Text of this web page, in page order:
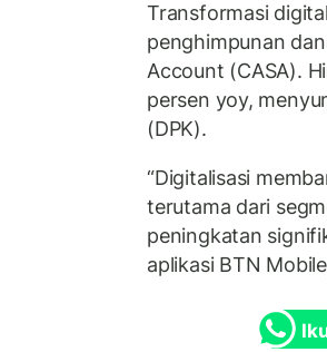
Transformasi
penghimpunan
Account (CASA).
persen yoy,
(DPK).
“Digitalisasi
terutama dari
peningkatan
aplikasi BTN